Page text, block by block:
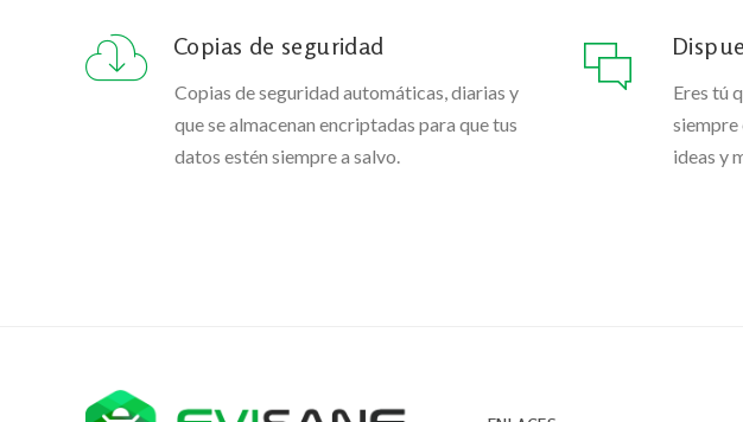
Copias de seguridad
Copias de seguridad automáticas, diarias y
que se almacenan encriptadas para que tus
datos estén siempre a salvo.
Eres tú
siempre
ideas y